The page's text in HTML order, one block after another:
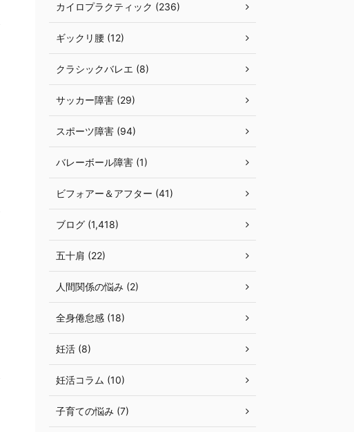
カイロプラクティック (236)
ギックリ腰 (12)
クラシックバレエ (8)
サッカー障害 (29)
スポーツ障害 (94)
バレーボール障害 (1)
ビフォアー＆アフター (41)
ブログ (1,418)
五十肩 (22)
人間関係の悩み (2)
全身倦怠感 (18)
妊活 (8)
妊活コラム (10)
子育ての悩み (7)